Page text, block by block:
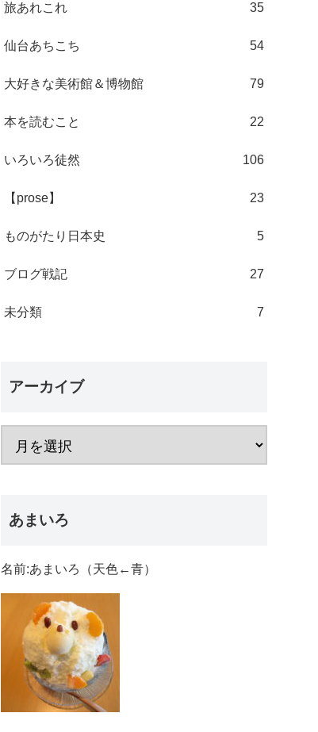
旅あれこれ 35
仙台あちこち 54
大好きな美術館＆博物館 79
本を読むこと 22
いろいろ徒然 106
【prose】 23
ものがたり日本史 5
ブログ戦記 27
未分類 7
アーカイブ
あまいろ
名前:あまいろ（天色←青）